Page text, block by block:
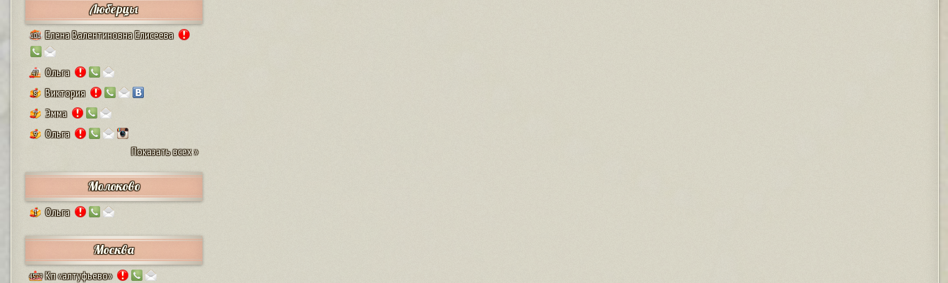
Люберцы
101 Елена Валентиновна Елисеева
47 Ольга
8 Виктория
7 Эмма
9
Ольга
Показать всех »
Молоково
1 Ольга
Москва
4579 Кп «алтуфьево»